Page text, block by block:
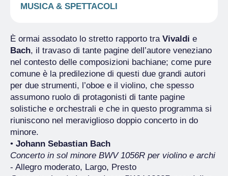
MUSICA & SPETTACOLI
È ormai assodato lo stretto rapporto tra Vivaldi e
Bach, il travaso di tante pagine dell’autore veneziano
nel contesto delle composizioni bachiane; come pure
comune è la predilezione di questi due grandi autori
per due strumenti, l’oboe e il violino, che spesso
assumono ruolo di protagonisti di tante pagine
solistiche e orchestrali e che in questo programma si
riuniscono nel meraviglioso doppio concerto in do
minore.
• Johann Sebastian Bach
Concerto in sol minore BWV 1056R per violino e archi
- Allegro moderato, Largo, Presto